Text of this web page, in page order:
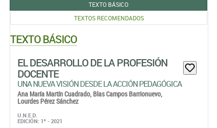
TEXTO BÁSICO
TEXTOS RECOMENDADOS
TEXTO BÁSICO
EL DESARROLLO DE LA PROFESIÓN
DOCENTE
UNA NUEVA VISIÓN DESDE LA ACCIÓN PEDAGÓGICA
Ana María Martín Cuadrado, Blas Campos Barrionuevo,
Lourdes Pérez Sánchez
U.N.E.D.
EDICIÓN: 1ª - 2021